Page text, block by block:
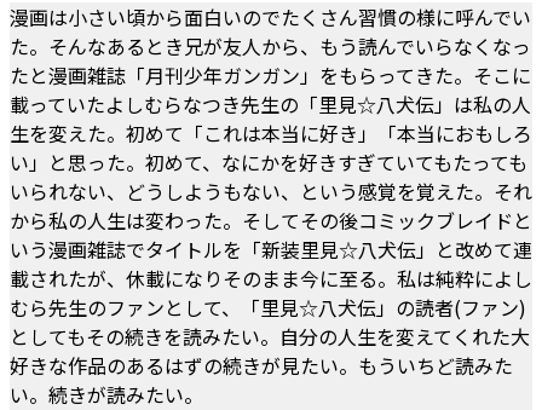
漫画は小さい頃から面白いのでたくさん習慣の様に呼んでい
た。そんなあるとき兄が友人から、もう読んでいらなくなっ
たと漫画雑誌「月刊少年ガンガン」をもらってきた。そこに
載っていたよしむらなつき先生の「里見☆八犬伝」は私の人
生を変えた。初めて「これは本当に好き」「本当におもしろ
い」と思った。初めて、なにかを好きすぎていてもたっても
いられない、どうしようもない、という感覚を覚えた。それ
から私の人生は変わった。そしてその後コミックブレイドと
いう漫画雑誌でタイトルを「新装里見☆八犬伝」と改めて連
載されたが、休載になりそのまま今に至る。私は純粋によし
むら先生のファンとして、「里見☆八犬伝」の読者(ファン)
としてもその続きを読みたい。自分の人生を変えてくれた大
好きな作品のあるはずの続きが見たい。もういちど読みた
い。続きが読みたい。